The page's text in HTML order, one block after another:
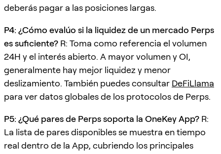
deberás pagar a las posiciones largas.
P4: ¿Cómo evalúo si la liquidez de un mercado Perps
es suficiente? R: Toma como referencia el volumen
24H y el interés abierto. A mayor volumen y OI,
generalmente hay mejor liquidez y menor
deslizamiento. También puedes consultar DeFiLlama
para ver datos globales de los protocolos de Perps.
P5: ¿Qué pares de Perps soporta la OneKey App? R:
La lista de pares disponibles se muestra en tiempo
real dentro de la App, cubriendo los principales